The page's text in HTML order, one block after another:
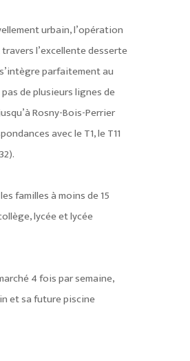
urbain, l’opération
l’excellente desserte
parfaitement au
de plusieurs lignes de
Rosny-Bois-Perrier
avec le T1, le T11
familles à moins de 15
lycée et lycée
4 fois par semaine,
et sa future piscine